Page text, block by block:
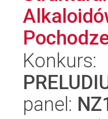
Konkurs:
panel: